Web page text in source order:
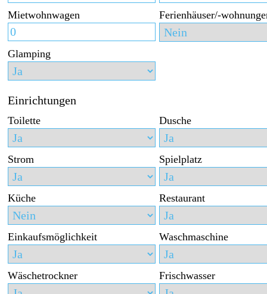
Mietwohnwagen Ferienhäuser/-
Glamping
Einrichtungen
Toilette Dusche
Strom Spielplatz
Küche Restaurant
Einkaufsmöglichkeit Waschmaschine
Wäschetrockner Frischwasser